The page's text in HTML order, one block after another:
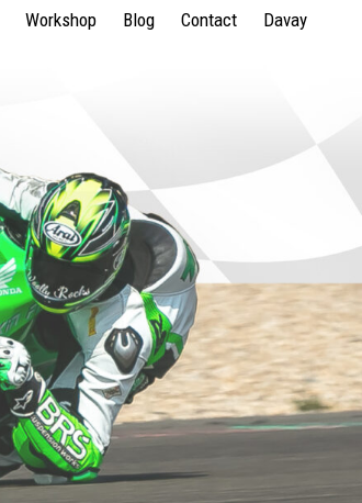
Workshop Blog Contact Davay